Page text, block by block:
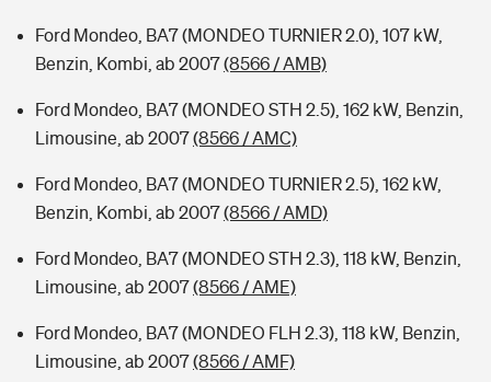
Ford Mondeo, BA7 (MONDEO TURNIER 2.0), 107 kW,
Benzin, Kombi, ab 2007(8566 / AMB)
Ford Mondeo, BA7 (MONDEO STH 2.5), 162 kW, Benzin,
Limousine, ab 2007(8566 / AMC)
Ford Mondeo, BA7 (MONDEO TURNIER 2.5), 162 kW,
Benzin, Kombi, ab 2007(8566 / AMD)
Ford Mondeo, BA7 (MONDEO STH 2.3), 118 kW, Benzin,
Limousine, ab 2007(8566 / AME)
Ford Mondeo, BA7 (MONDEO FLH 2.3), 118 kW, Benzin,
Limousine, ab 2007(8566 / AMF)